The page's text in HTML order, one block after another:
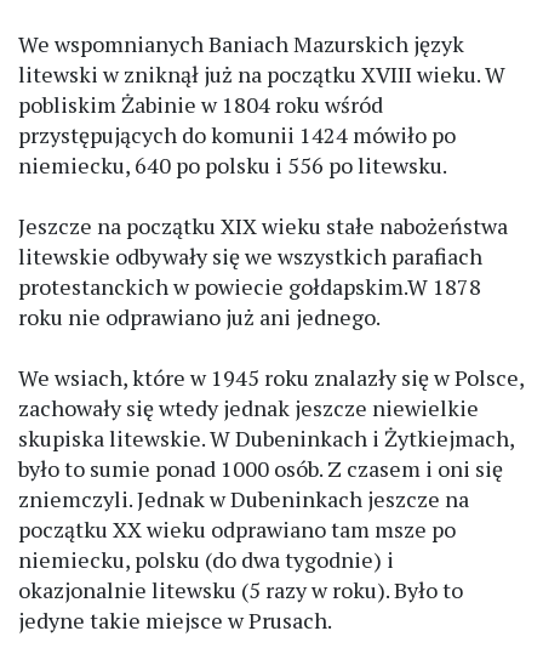
We wspomnianych Baniach Mazurskich język
litewski w zniknął już na początku XVIII wieku. W
pobliskim Żabinie w 1804 roku wśród
przystępujących do komunii 1424 mówiło po
niemiecku, 640 po polsku i 556 po litewsku.
Jeszcze na początku XIX wieku stałe nabożeństwa
litewskie odbywały się we wszystkich parafiach
protestanckich w powiecie gołdapskim.W 1878
roku nie odprawiano już ani jednego.
We wsiach, które w 1945 roku znalazły się w Polsce,
zachowały się wtedy jednak jeszcze niewielkie
skupiska litewskie. W Dubeninkach i Żytkiejmach,
było to sumie ponad 1000 osób. Z czasem i oni się
zniemczyli. Jednak w Dubeninkach jeszcze na
początku XX wieku odprawiano tam msze po
niemiecku, polsku (do dwa tygodnie) i
okazjonalnie litewsku (5 razy w roku). Było to
jedyne takie miejsce w Prusach.